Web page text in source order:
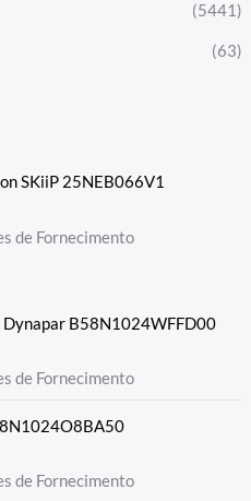
(5441)
(63)
SKiiP 25NEB066V1
de Fornecimento
Dynapar B58N1024WFFD00
de Fornecimento
de Fornecimento